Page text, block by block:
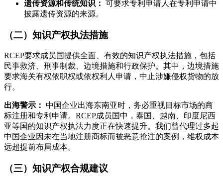
遗传资源和传统知识： 可要求专利申请人在专利申请中
披露遗传资源的来源。
（二）知识产权执法措施
RCEP要求成员国提供全面、有效的知识产权执法措施，包括
民事救济、刑事制裁、边境措施和行政保护。其中，边境措施
要求海关有权依职权或依权利人申请，中止涉嫌侵权货物的放
行。
出海警示： 中国企业出海东南亚时，务必重视目标市场的商
标注册和专利申请。RCEP成员国中，泰国、越南、印度尼西
亚等国的知识产权执法力度正在快速提升。我们曾代理过多起
中国企业因未在当地注册商标而被恶意抢注的案例，维权成本
远超提前布局成本。
（三）知识产权合规建议